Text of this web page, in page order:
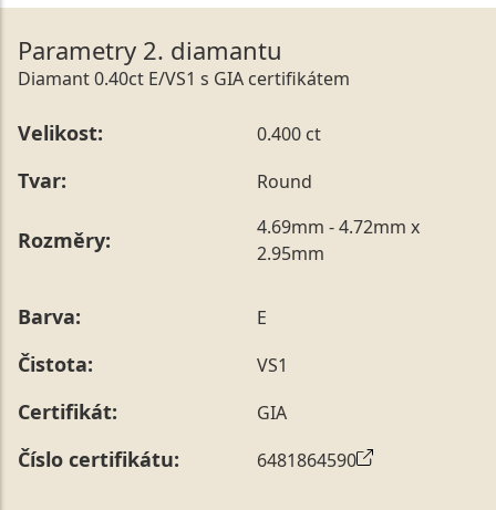
Parametry 2. diamantu
Diamant 0.40ct E/VS1 s GIA certifikátem
Velikost: 0.400 ct
Tvar: Round
Rozměry:
4.69mm - 4.72mm x
2.95mm
Barva: E
Čistota: VS1
Certifikát: GIA
Číslo certifikátu: 6481864590